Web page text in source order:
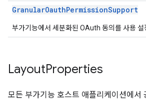
GranularOauthPermissionSupport
부가기능에서 세분화된 OAuth 동의를 사용 설
LayoutProperties
모든 부가기능 호스트 애플리케이션에서